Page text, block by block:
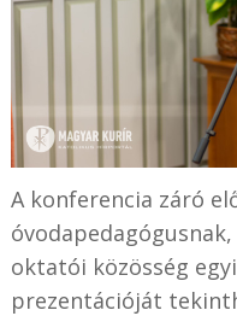
A konferencia záró
oktatói közösség
prezentációját